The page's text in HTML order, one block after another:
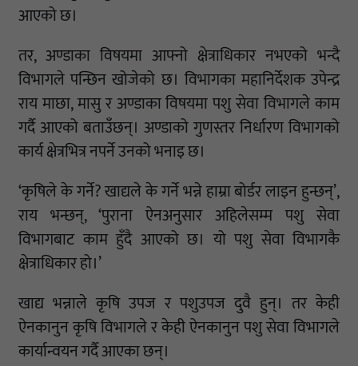
आएको छ।
तर, अण्डाका विषयमा आफ्नो क्षेत्राधिकार नभएको भन्दै
विभागले पन्छिन खोजेको छ। विभागका महानिर्देशक उपेन्द्र
राय माछा, मासु र अण्डाका विषयमा पशु सेवा विभागले काम
गर्दै आएको बताउँछन्। अण्डाको गुणस्तर निर्धारण विभागको
कार्य क्षेत्रभित्र नपर्ने उनको भनाइ छ।
‘कृषिले के गर्ने? खाद्यले के गर्ने भन्ने हाम्रा बोर्डर लाइन हुन्छन्’,
राय भन्छन्, ‘पुराना ऐनअनुसार अहिलेसम्म पशु सेवा
विभागबाट काम हुँदै आएको छ। यो पशु सेवा विभागकै
क्षेत्राधिकार हो।’
खाद्य भन्नाले कृषि उपज र पशुउपज दुवै हुन्। तर केही
ऐनकानुन कृषि विभागले र केही ऐनकानुन पशु सेवा विभागले
कार्यान्वयन गर्दै आएका छन्।